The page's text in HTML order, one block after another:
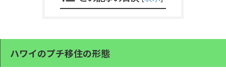
ハワイのプチ移住の形態